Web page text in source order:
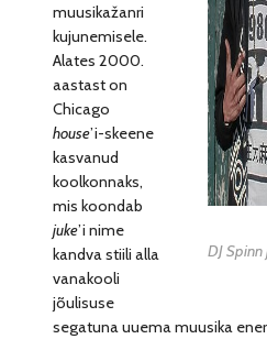
DJ Spinn
muusikažanri
kujunemisele.
Alates 2000.
aastast on
Chicago
house’i-skeene
kasvanud
koolkonnaks,
mis koondab
juke’i nime
kandva stiili alla
vanakooli
jõulisuse
segatuna uuema muusika